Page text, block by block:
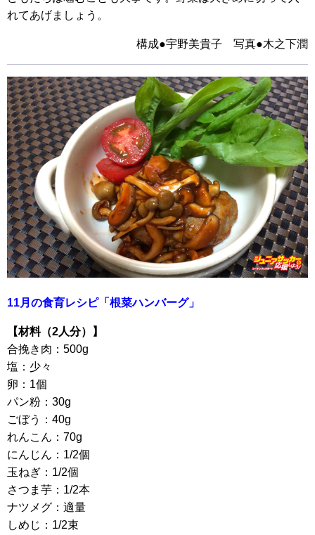
れてあげましょう。
構成●宇野美貴子 写真●木之下潤
11月の食育レシピ「根菜ハンバーグ」
【材料（2人分）】
合挽き肉：500g
塩：少々
卵：1個
パン粉：30g
ごぼう：40g
れんこん：70g
にんじん：1/2個
玉ねぎ：1/2個
さつま芋：1/2本
ナツメグ：適量
しめじ：1/2束